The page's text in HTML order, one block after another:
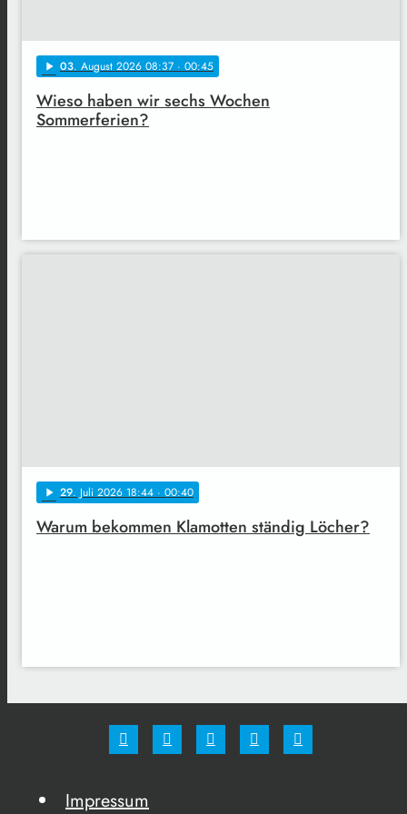
play_arrow 03. August 2026 08:37 · 00:45
Wieso haben wir sechs Wochen
Sommerferien?
play_arrow 29. Juli 2026 18:44 · 00:40
Warum bekommen Klamotten ständig Löcher?
Impressum